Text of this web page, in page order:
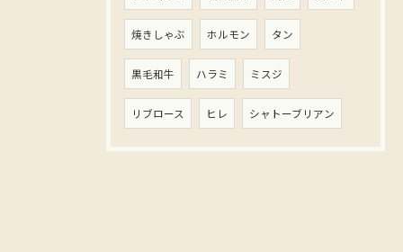
焼きしゃぶ ホルモン タン
黒毛和牛 ハラミ ミスジ
リブロース ヒレ シャトーブリアン